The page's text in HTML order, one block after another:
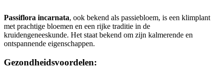
Passiflora incarnata, ook bekend als passiebloem, is een klimplant
met prachtige bloemen en een rijke traditie in de
kruidengeneeskunde. Het staat bekend om zijn kalmerende en
ontspannende eigenschappen.
Gezondheidsvoordelen: